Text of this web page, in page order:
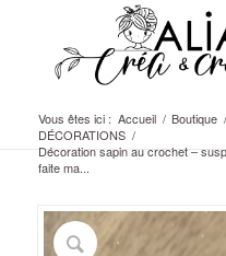
Vous êtes ici : Accueil / Boutique /
DÉCORATIONS /
Décoration sapin au crochet –
faite ma...